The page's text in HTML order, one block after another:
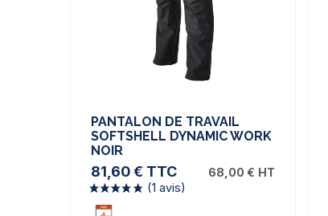
PANTALON DE TRAVAIL
SOFTSHELL DYNAMIC WORK
NOIR
81,60 € TTC 68,00 € HT